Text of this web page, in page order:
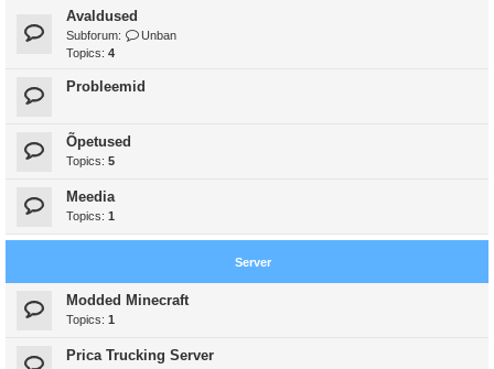
Avaldused
Subforum:
Unban
Topics: 4
Probleemid
Õpetused
Topics: 5
Meedia
Topics: 1
Server
Modded Minecraft
Topics: 1
Prica Trucking Server